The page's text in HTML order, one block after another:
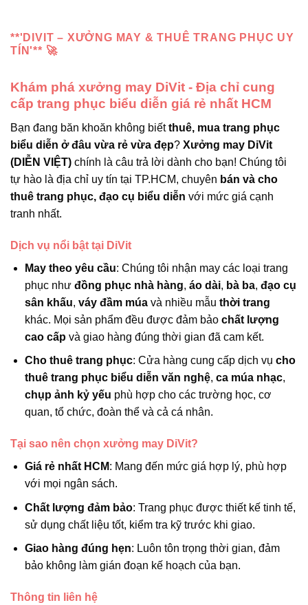
**'DIVIT – XƯỞNG MAY & THUÊ TRANG PHỤC UY
TÍN'** 🚀
Khám phá xưởng may DiVit - Địa chỉ cung
cấp trang phục biểu diễn giá rẻ nhất HCM
Bạn đang băn khoăn không biếtthuê, mua trang phục
biểu diễn ở đâu vừa rẻ vừa đẹp? Xưởng may DiVit
(DIỄN VIỆT) chính là câu trả lời dành cho bạn! Chúng tôi
tự hào là địa chỉ uy tín tại TP.HCM, chuyên bán và cho
thuê trang phục, đạo cụ biểu diễn với mức giá cạnh
tranh nhất.
Dịch vụ nổi bật tại DiVit
May theo yêu cầu: Chúng tôi nhận may các loại trang
phục như đồng phục nhà hàng, áo dài, bà ba, đạo cụ
sân khấu, váy đầm múavà nhiều mẫu thời trang
khác. Mọi sản phẩm đều được đảm bảo chất lượng
cao cấpvà giao hàng đúng thời gian đã cam kết.
Cho thuê trang phục: Cửa hàng cung cấp dịch vụ cho
thuê trang phục biểu diễn văn nghệ, ca múa nhạc,
chụp ảnh kỷ yếu phù hợp cho các trường học, cơ
quan, tổ chức, đoàn thể và cả cá nhân.
Tại sao nên chọn xưởng may DiVit?
Giá rẻ nhất HCM: Mang đến mức giá hợp lý, phù hợp
với mọi ngân sách.
Chất lượng đảm bảo: Trang phục được thiết kế tinh tế,
sử dụng chất liệu tốt, kiểm tra kỹ trước khi giao.
Giao hàng đúng hẹn: Luôn tôn trọng thời gian, đảm
bảo không làm gián đoạn kế hoạch của bạn.
Thông tin liên hệ